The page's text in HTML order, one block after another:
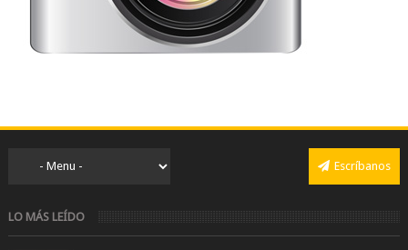
Escríbanos
LO MÁS LEÍDO